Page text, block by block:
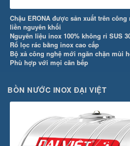
Chậu ERONA được sản xuất trên
liền nguyên khối
Nguyên liệu inox 100% không rỉ SUS
Rổ lọc rác bằng inox cao cấp
Bộ xả công nghệ mới ngăn chặn mùi
Phù hợp với mọi căn bếp
BỒN NƯỚC INOX ĐẠI VIỆT